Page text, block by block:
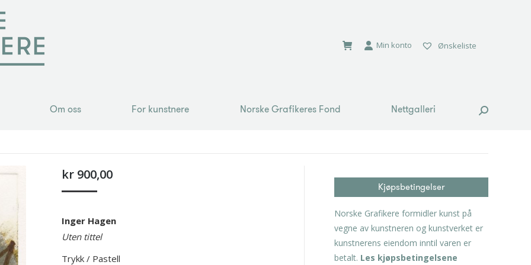
Min konto Ønskeliste
Om oss For kunstnere Norske Grafikeres Fond Nettgalleri Search:
kr900,00
Inger Hagen
Uten tittel
Trykk / Pastell
Kjøpsbetingelser
Norske Grafikere formidler kunst på
vegne av kunstneren og kunstverket er
kunstnerens eiendom inntil varen er
betalt. Les kjøpsbetingelsene